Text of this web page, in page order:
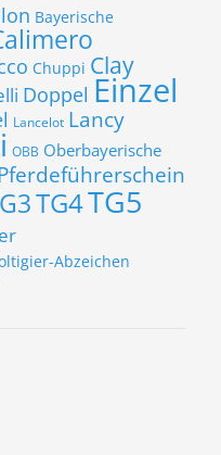
Bayerische
Chuppi Clay
Doppel Einzel
Lancelot Lancy
OBB Oberbayerische
TG4TG5
Abzeichen